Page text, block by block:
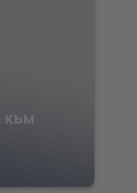
към